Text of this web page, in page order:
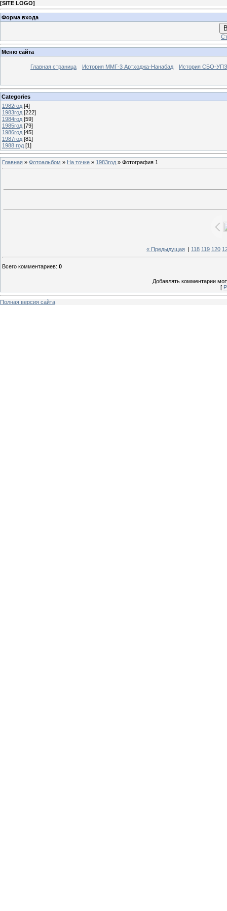
[SITE LOGO]
Форма входа
Меню сайта
Главная страница История ММГ-3 Артходжа-Нанабад История СБО-УПЗ
Categories
1982год [4]
1983год [222]
1984год [59]
1985год [79]
1986год [45]
1987год [81]
1988 год [1]
Главная » Фотоальбом » На точке » 1983год » Фотография 1
« Предыдущая 118 119 120
Всего комментариев: 0
Добавлять комментарии
[
Полная версия сайта